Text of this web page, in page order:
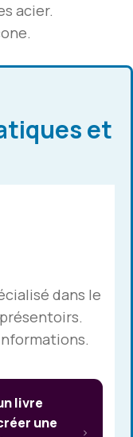
acier.
et
dans le
livre
une